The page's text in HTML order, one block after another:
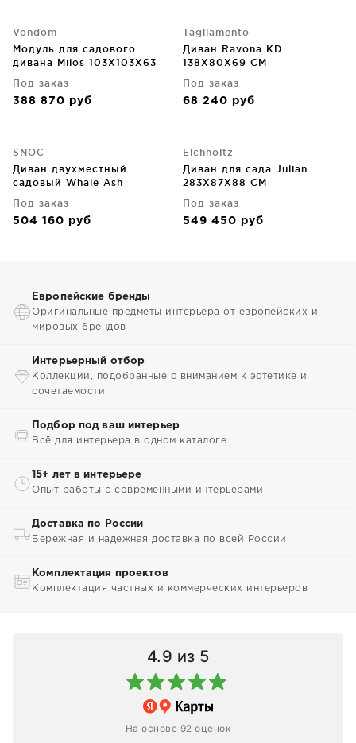
Vondom
Модуль для садового
дивана Milos 103X103X63
Под заказ
388 870 руб
Tagliamento
Диван Ravona KD
138X80X69 CM
Под заказ
68 240 руб
SNOC
Диван двухместный
садовый Whale Ash
Под заказ
504 160 руб
Eichholtz
Диван для сада Julian
283X87X88 CM
Под заказ
549 450 руб
Европейские бренды
Оригинальные предметы интерьера от европейских и
мировых брендов
Интерьерный отбор
Коллекции, подобранные с вниманием к эстетике и
сочетаемости
Подбор под ваш интерьер
Всё для интерьера в одном каталоге
15+ лет в интерьере
Опыт работы с современными интерьерами
Доставка по России
Бережная и надежная доставка по всей России
Комплектация проектов
Комплектация частных и коммерческих интерьеров
4.9 из 5
На основе 92 оценок